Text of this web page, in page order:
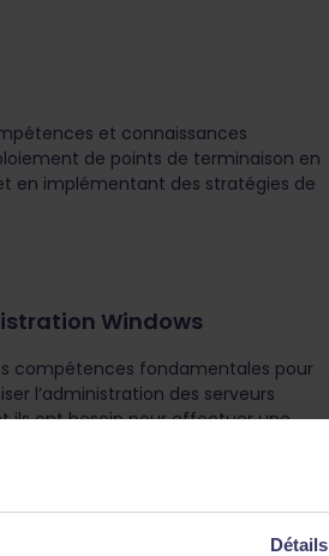
Détails
et connaissances
de points de terminaison en
en implémentant des stratégies de
Windows
compétences fondamentales pour
l’administration des serveurs
ils ont besoin pour effectuer une